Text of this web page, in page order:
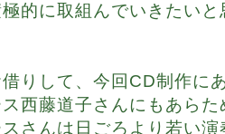
的に取組んでいきたいと
りして、今回CD制作に
西藤道子さんにもあら
さんは日ごろより若い